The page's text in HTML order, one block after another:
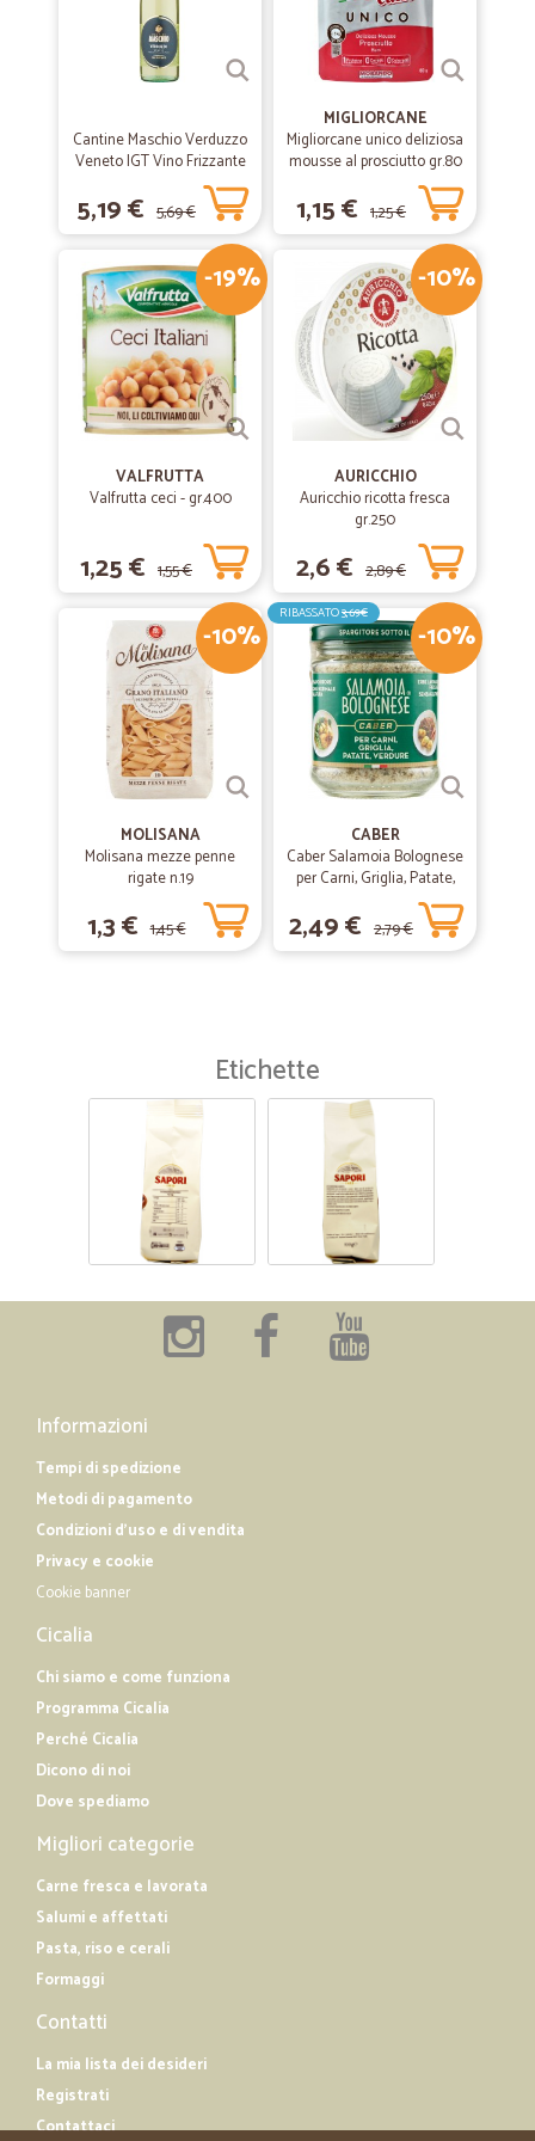
Cantine Maschio Verduzzo
Veneto IGT Vino Frizzante
5,19 € 5,69 €
MIGLIORCANE
Migliorcane unico deliziosa
mousse al prosciutto gr.80
1,15 € 1,25 €
-19%
VALFRUTTA
Valfrutta ceci - gr.400
1,25 € 1,55 €
-10%
AURICCHIO
Auricchio ricotta fresca
gr.250
2,6 € 2,89 €
-10%
MOLISANA
Molisana mezze penne
rigate n.19
1,3 € 1,45 €
-10%
RIBASSATO3,69€
CABER
Caber Salamoia Bolognese
per Carni, Griglia, Patate,
Verdure 200 gr.
2,49 € 2,79 €
Etichette
Informazioni
Tempi di spedizione
Metodi di pagamento
Condizioni d'uso e di vendita
Privacy e cookie
Cookie banner
Cicalia
Chi siamo e come funziona
Programma Cicalia
Perché Cicalia
Dicono di noi
Dove spediamo
Migliori categorie
Carne fresca e lavorata
Salumi e affettati
Pasta, riso e cerali
Formaggi
Contatti
La mia lista dei desideri
Registrati
Contattaci